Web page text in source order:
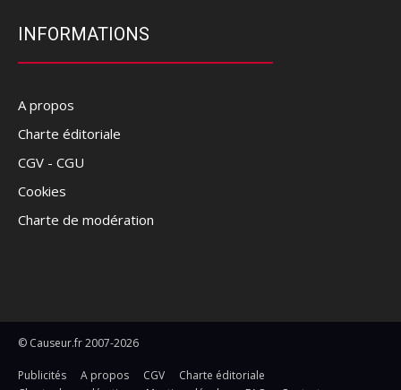
INFORMATIONS
A propos
Charte éditoriale
CGV - CGU
Cookies
Charte de modération
© Causeur.fr 2007-2026
Publicités A propos CGV
Charte éditoriale